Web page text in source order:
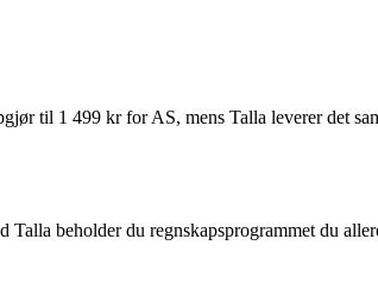
til 1 499 kr for AS, mens Talla leverer det
beholder du regnskapsprogrammet du